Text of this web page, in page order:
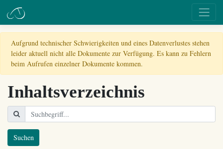
Aufgrund technischer Schwierigkeiten und eines Datenverlustes stehen
leider aktuell nicht alle Dokumente zur Verfügung. Es kann zu Fehlern
beim Aufrufen einzelner Dokumente kommen.
Inhaltsverzeichnis
Suchen